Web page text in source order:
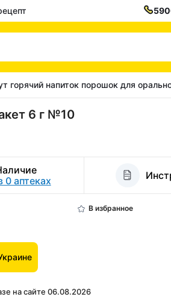
горячий напиток порошок для
6 г №10
0 аптеках
В избранное
на сайте 06.08.2026